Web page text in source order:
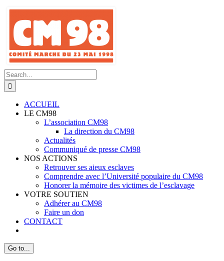
Skip
content
Search
for:
ACCUEIL
LE CM98
L’association CM98
La direction du CM98
Actualités
Communiqué de presse CM98
NOS ACTIONS
Retrouver ses aieux esclaves
Comprendre avec l’Université populaire du CM98
Honorer la mémoire des victimes de l’esclavage
VOTRE SOUTIEN
Adhérer au CM98
Faire un don
CONTACT
Go to...